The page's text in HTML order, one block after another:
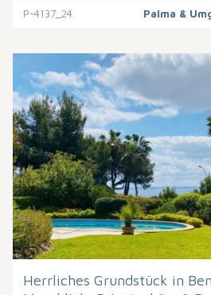
P-4137_24 Palma &
Herrliches Grundstück in